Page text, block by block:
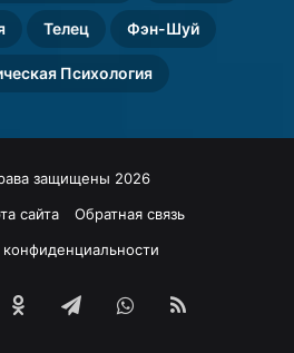
Телец Фэн-Шуй
Психология
защищены 2026
сайта
Обратная связь
конфиденциальности
Одноклассники
TelegramWhatsApp